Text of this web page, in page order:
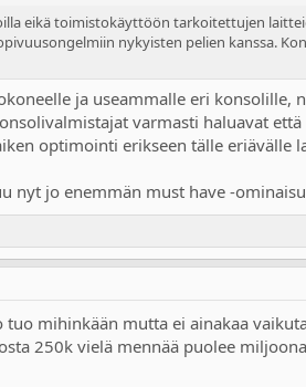
eikä toimistokäyttöön tarkoitettujen
nykyisten pelien kanssa.
ja useammalle eri
varmasti haluavat
optimointi erikseen tälle eriävälle
nyt jo enemmän must have -
mihinkään mutta ei ainakaa
250k vielä mennää puolee